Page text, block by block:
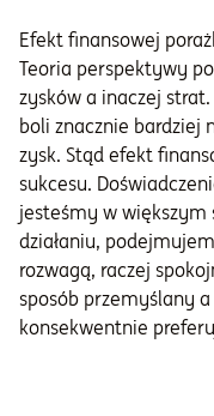
Efekt finansowej
Teoria perspektywy
zysków a inaczej
boli znacznie bardziej
zysk. Stąd efekt
sukcesu.
jesteśmy w
działaniu,
rozwagą, raczej
sposób przemyślany
konsekwentnie